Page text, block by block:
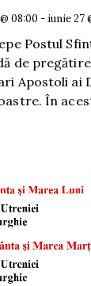
08:00 - iunie 27
Postul
de
Apostoli ai
În